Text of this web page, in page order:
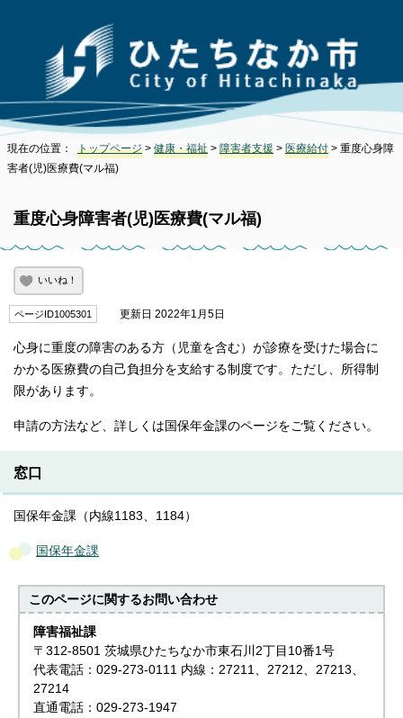
現在の位置： トップページ > 健康・福祉 > 障害者支援 > 医療給付 > 重度心身障
害者(児)医療費(マル福)
重度心身障害者(児)医療費(マル福)
いいね！
ページID1005301 更新日 2022年1月5日
心身に重度の障害のある方（児童を含む）が診療を受けた場合に
かかる医療費の自己負担分を支給する制度です。ただし、所得制
限があります。
申請の方法など、詳しくは国保年金課のページをご覧ください。
窓口
国保年金課（内線1183、1184）
国保年金課
このページに関するお問い合わせ
障害福祉課
〒312-8501 茨城県ひたちなか市東石川2丁目10番1号
代表電話：029-273-0111 内線：27211、27212、27213、
27214
直通電話：029-273-1947